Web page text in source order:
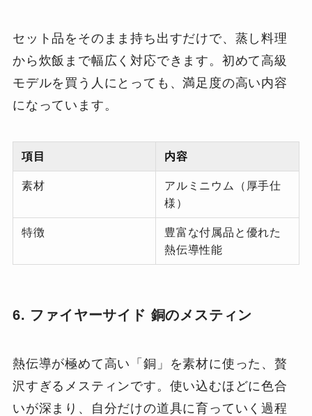
セット品をそのまま持ち出すだけで、蒸し料理
から炊飯まで幅広く対応できます。初めて高級
モデルを買う人にとっても、満足度の高い内容
になっています。
項目 内容
素材
アルミニウム（厚手仕
様）
特徴
豊富な付属品と優れた
熱伝導性能
6. ファイヤーサイド 銅のメスティン
熱伝導が極めて高い「銅」を素材に使った、贅
沢すぎるメスティンです。使い込むほどに色合
いが深まり、自分だけの道具に育っていく過程